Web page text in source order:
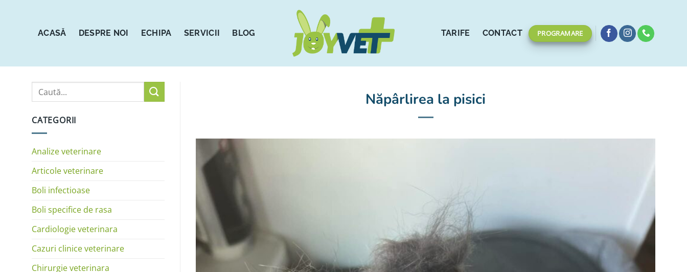
ACASĂ DESPRE NOI ECHIPA SERVICII BLOG TARIFE CONTACT PROGRAMARE
CATEGORII
Analize veterinare
Articole veterinare
Boli infectioase
Boli specifice de rasa
Cardiologie veterinara
Cazuri clinice veterinare
Chirurgie veterinara
Năpârlirea la pisici